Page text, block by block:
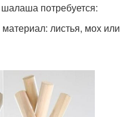
потребуется:
листья, мох или